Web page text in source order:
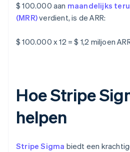
$ 100.000 aan maandelijks
(MRR)verdient, is de ARR:
$ 100.000 x 12 = $ 1,2 miljoen
Hoe Stripe
helpen
Stripe Sigma biedt een